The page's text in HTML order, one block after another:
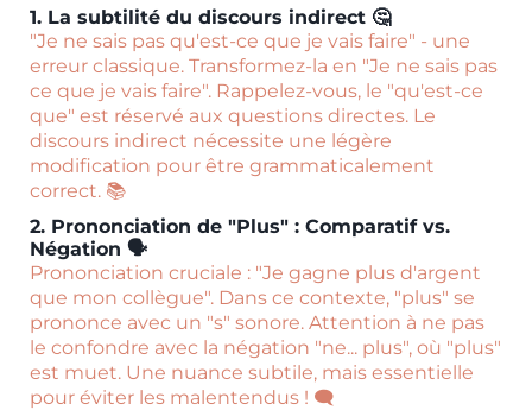
1. La subtilité du discours indirect 🤔
"Je ne sais pas qu'est-ce que je vais faire" - une
erreur classique. Transformez-la en "Je ne sais pas
ce que je vais faire". Rappelez-vous, le "qu'est-ce
que" est réservé aux questions directes. Le
discours indirect nécessite une légère
modification pour être grammaticalement
correct. 📚
2. Prononciation de "Plus" : Comparatif vs.
Négation 🗣️
Prononciation cruciale : "Je gagne plus d'argent
que mon collègue". Dans ce contexte, "plus" se
prononce avec un "s" sonore. Attention à ne pas
le confondre avec la négation "ne... plus", où "plus"
est muet. Une nuance subtile, mais essentielle
pour éviter les malentendus ! 🗨️